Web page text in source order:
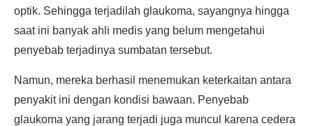
optik. Sehingga terjadilah glaukoma, sayangnya hingga
saat ini banyak ahli medis yang belum mengetahui
penyebab terjadinya sumbatan tersebut.
Namun, mereka berhasil menemukan keterkaitan antara
penyakit ini dengan kondisi bawaan. Penyebab
glaukoma yang jarang terjadi juga muncul karena cedera